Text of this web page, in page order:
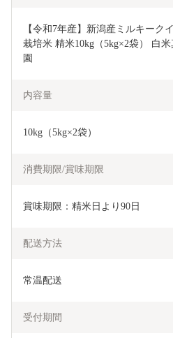
【令和7年産】新潟産ミルキーク
栽培米 精米10kg（5kg×2袋） 白
園
内容量
10kg（5kg×2袋）
消費期限/賞味期限
賞味期限：精米日より90日
配送方法
常温配送
受付期間